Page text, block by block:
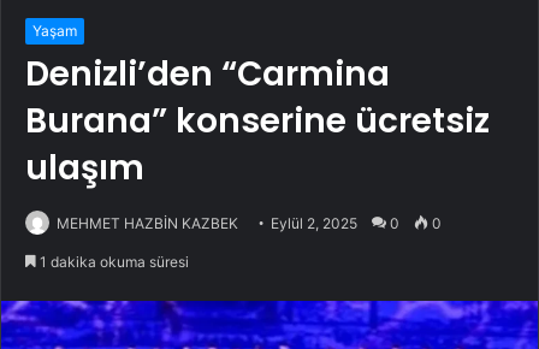
Yaşam
Denizli’den “Carmina
Burana” konserine ücretsiz
ulaşım
MEHMET HAZBİN KAZBEK Eylül 2, 2025 0 0
1 dakika okuma süresi